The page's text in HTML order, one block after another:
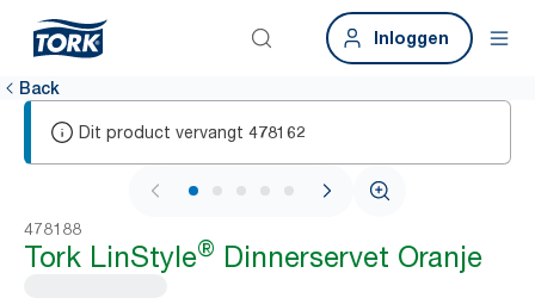
Inloggen
Back
Dit product vervangt 478162
1 / 6
478188
Tork LinStyle® Dinnerservet Oranje